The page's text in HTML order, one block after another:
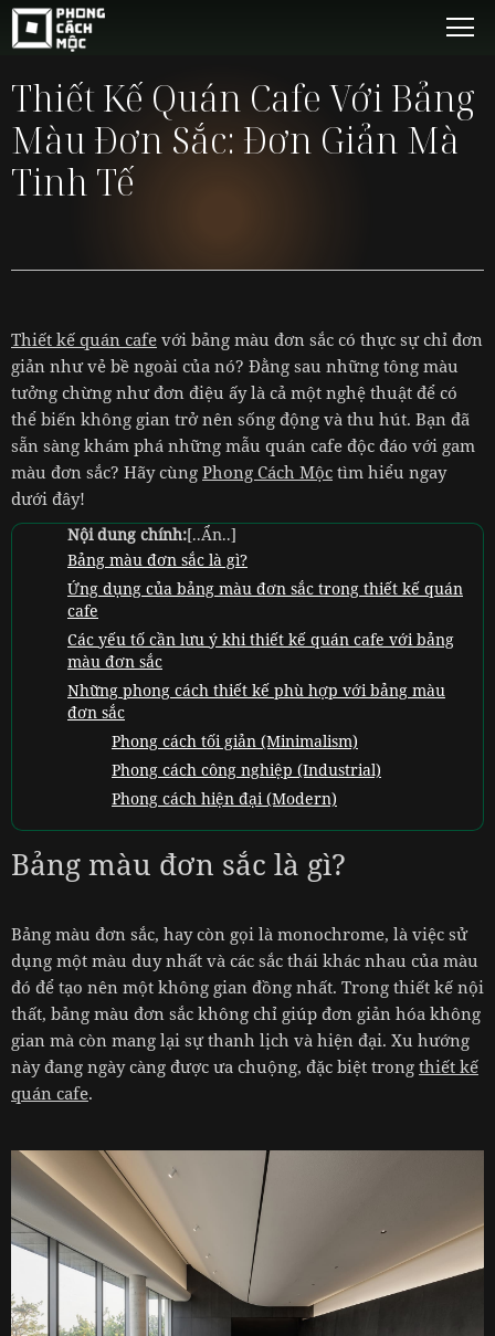
Thiết Kế Quán Cafe Với Bảng
Màu Đơn Sắc: Đơn Giản Mà
Tinh Tế
Thiết kế quán cafe với bảng màu đơn sắc có thực sự chỉ đơn
giản như vẻ bề ngoài của nó? Đằng sau những tông màu
tưởng chừng như đơn điệu ấy là cả một nghệ thuật để có
thể biến không gian trở nên sống động và thu hút. Bạn đã
sẵn sàng khám phá những mẫu quán cafe độc đáo với gam
màu đơn sắc? Hãy cùng Phong Cách Mộc tìm hiểu ngay
dưới đây!
Nội dung chính:[..Ẩn..]
Bảng màu đơn sắc là gì?
Ứng dụng của bảng màu đơn sắc trong thiết kế quán
cafe
Các yếu tố cần lưu ý khi thiết kế quán cafe với bảng
màu đơn sắc
Những phong cách thiết kế phù hợp với bảng màu
đơn sắc
Phong cách tối giản (Minimalism)
Phong cách công nghiệp (Industrial)
Phong cách hiện đại (Modern)
Bảng màu đơn sắc là gì?
Bảng màu đơn sắc, hay còn gọi là monochrome, là việc sử
dụng một màu duy nhất và các sắc thái khác nhau của màu
đó để tạo nên một không gian đồng nhất. Trong thiết kế nội
thất, bảng màu đơn sắc không chỉ giúp đơn giản hóa không
gian mà còn mang lại sự thanh lịch và hiện đại. Xu hướng
này đang ngày càng được ưa chuộng, đặc biệt trong thiết kế
quán cafe.